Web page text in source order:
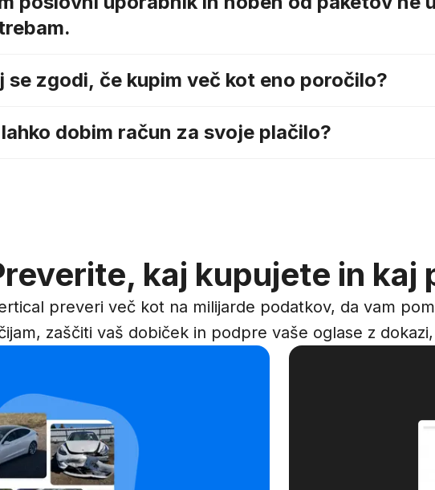
se zgodi, če kupim več kot eno poročilo?
dobim račun za svoje plačilo?
kaj kupujete in kaj
preveri več kot na milijarde podatkov, da vam
zaščiti vaš dobiček in podpre vaše oglase z